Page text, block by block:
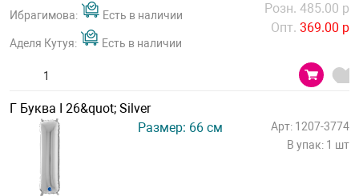
Ибрагимова: Есть в наличии
Аделя Кутуя: Есть в наличии
Розн. 485.00 р
Опт. 369.00 р
Г Буква I 26&quot; Silver
Размер: 66 см
Арт: 1207-3774
В упак: 1 шт